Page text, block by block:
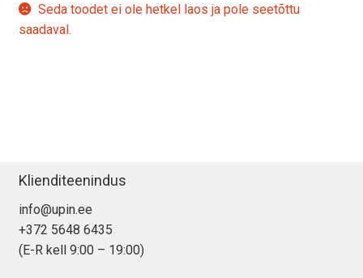
Seda toodet ei ole hetkel laos ja pole seetõttu
saadaval.
Klienditeenindus
info@upin.ee
+372 5648 6435
(E-R kell 9:00 – 19:00)